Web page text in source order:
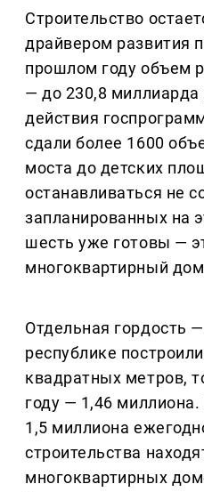
Строительство
драйвером развития
прошлом году объем
— до 230,8 миллиарда
действия
сдали более 1600
моста до детских
останавливаться не
запланированных на
шесть уже готовы —
многоквартирный
Отдельная гордость
республике
квадратных метров,
году — 1,46
1,5 миллиона
строительства
многоквартирных